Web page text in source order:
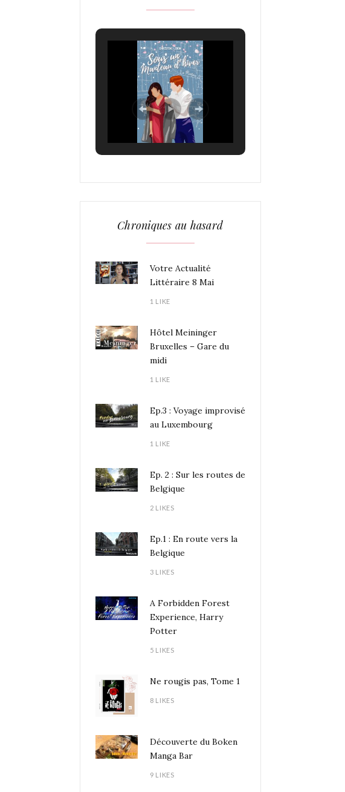
Chroniques au hasard
Votre Actualité
Littéraire 8 Mai
1 LIKE
Hôtel Meininger
Bruxelles – Gare du
midi
1 LIKE
Ep.3 : Voyage improvisé
au Luxembourg
1 LIKE
Ep. 2 : Sur les routes de
Belgique
2 LIKES
Ep.1 : En route vers la
Belgique
3 LIKES
A Forbidden Forest
Experience, Harry
Potter
5 LIKES
Ne rougis pas, Tome 1
8 LIKES
Découverte du Boken
Manga Bar
9 LIKES